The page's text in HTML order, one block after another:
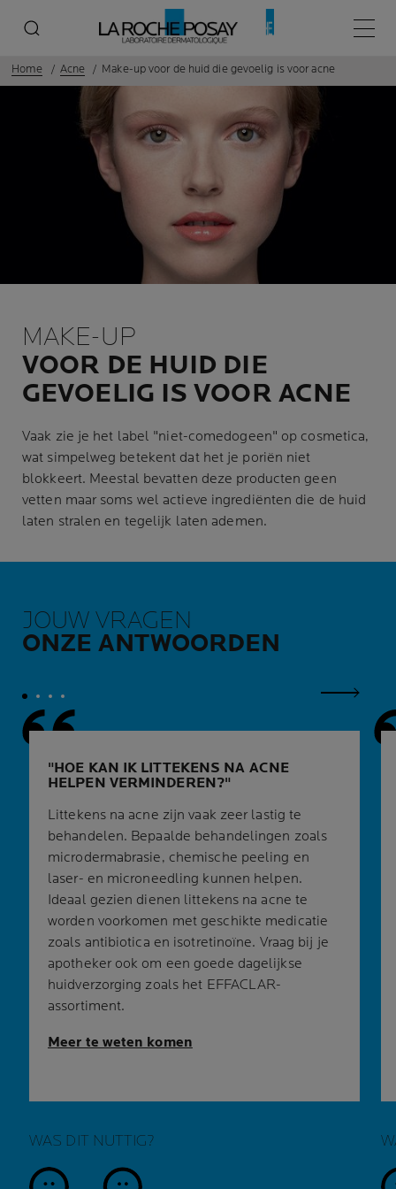
Home Acne Make-up voor de huid die gevoelig is voor acne
MAKE-UP
VOOR DE HUID DIE
GEVOELIG IS VOOR ACNE
Vaak zie je het label "niet-comedogeen" op cosmetica,
wat simpelweg betekent dat het je poriën niet
blokkeert. Meestal bevatten deze producten geen
vetten maar soms wel actieve ingrediënten die de huid
laten stralen en tegelijk laten ademen.
JOUW VRAGEN
ONZE ANTWOORDEN
HOE KAN IK LITTEKENS NA ACNE
HELPEN VERMINDEREN?
Littekens na acne zijn vaak zeer lastig te
behandelen. Bepaalde behandelingen zoals
microdermabrasie, chemische peeling en
laser- en microneedling kunnen helpen.
Ideaal gezien dienen littekens na acne te
worden voorkomen met geschikte medicatie
zoals antibiotica en isotretinoïne. Vraag bij je
apotheker ook om een goede dagelijkse
huidverzorging zoals het EFFACLAR-
assortiment.
Meer te weten komen
WAS DIT NUTTIG?